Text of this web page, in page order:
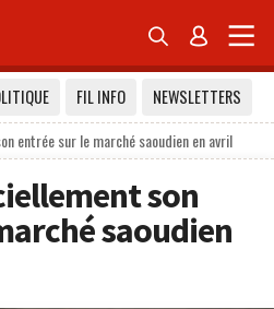
 
FIL INFO
NEWSLETTERS
entrée sur le marché saoudien en avril
son
saoudien